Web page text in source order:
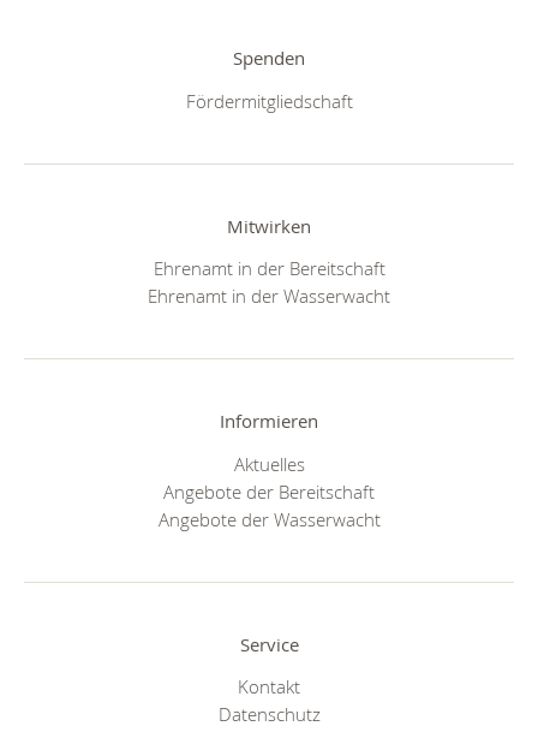
Spenden
Fördermitgliedschaft
Mitwirken
Ehrenamt in der Bereitschaft
Ehrenamt in der Wasserwacht
Informieren
Aktuelles
Angebote der Bereitschaft
Angebote der Wasserwacht
Service
Kontakt
Datenschutz